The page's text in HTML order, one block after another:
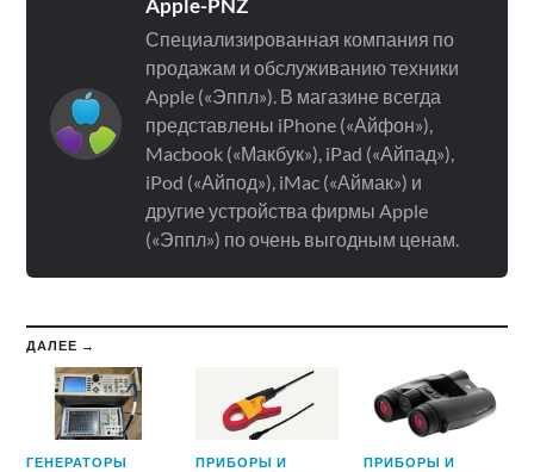
Apple-PNZ
Специализированная компания по
продажам и обслуживанию техники
Apple («Эппл»). В магазине всегда
представлены iPhone («Айфон»),
Macbook («Макбук»), iPad («Айпад»),
iPod («Айпод»), iMac («Аймак») и
другие устройства фирмы Apple
(«Эппл») по очень выгодным ценам.
ДАЛЕЕ →
ГЕНЕРАТОРЫ
ПРИБОРЫ И
ПРИБОРЫ И